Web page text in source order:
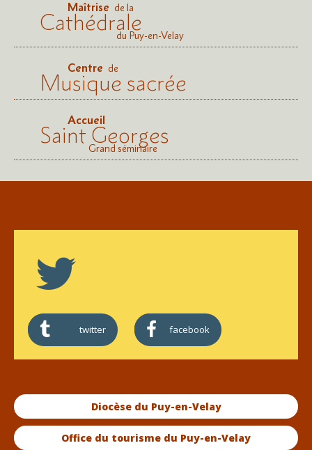
Maîtrise de la
Cathédraledu Puy-en-Velay
Centre de
Musique sacrée
Accueil
Saint Georges
Grand séminaire
twitter facebook
Diocèse du Puy-en-Velay
Office du tourisme du Puy-en-Velay